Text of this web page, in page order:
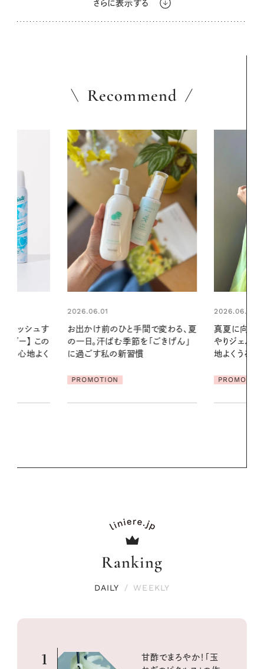
さらに表示する
Recommend
変わる、夏
ごきげん」
2026.06.01
真夏に向けて、ハーブが香るひん
やりジェルと出合う。暑い季節に心
地よくうるおう、軽やかなボディケ
PROMOTION
2026.06.01
暑い夏のナイ
える夜の爽
Ranking
DAILY / WEEKLY
1
甘酢でまろやか！「玉